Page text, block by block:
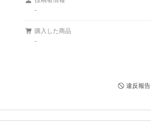
-
購入した商品
-
違反報告